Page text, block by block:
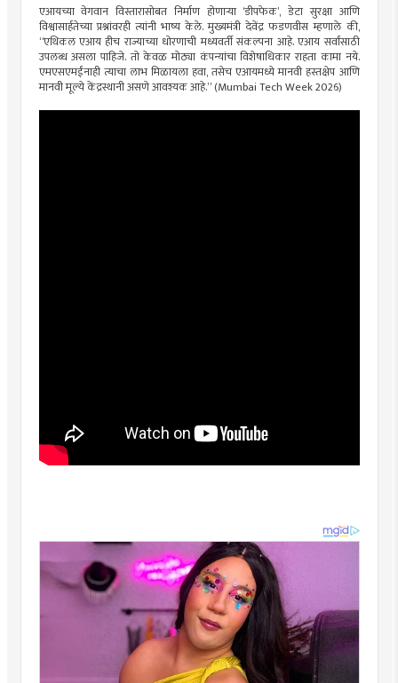
एआयच्या वेगवान विस्तारासोबत निर्माण होणाऱ्या ‘डीपफेक’, डेटा सुरक्षा आणि
विश्वासार्हतेच्या प्रश्नांवरही त्यांनी भाष्य केले. मुख्यमंत्री देवेंद्र फडणवीस म्हणाले की,
“एथिकल एआय हीच राज्याच्या धोरणाची मध्यवर्ती संकल्पना आहे. एआय सर्वांसाठी
उपलब्ध असला पाहिजे. तो केवळ मोठ्या कंपन्यांचा विशेषाधिकार राहता कामा नये.
एमएसएमईंनाही त्याचा लाभ मिळायला हवा, तसेच एआयमध्ये मानवी हस्तक्षेप आणि
मानवी मूल्ये केंद्रस्थानी असणे आवश्यक आहे.” (Mumbai Tech Week 2026)